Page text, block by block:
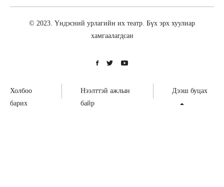
© 2023. Үндэсний урлагийн их театр. Бүх эрх хуулиар
хамгаалагдсан
Холбоо
барих
Нээлттэй ажлын
байр
Дээш буцах